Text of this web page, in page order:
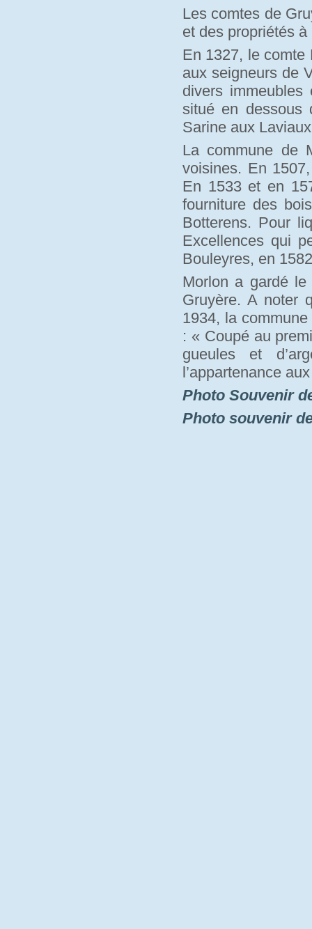
Les comtes de
et des propriétés à
En 1327, le comte
aux seigneurs de
divers
situé en dessous
Sarine aux
La commune de
voisines. En
En 1533 et en
fourniture des
Botterens. Pour
Excellences qui
Bouleyres, en
Morlon a gardé
Gruyère. A noter
1934, la
: « Coupé au
gueules et
l’appartenance
Photo Souvenir
Photo souvenir